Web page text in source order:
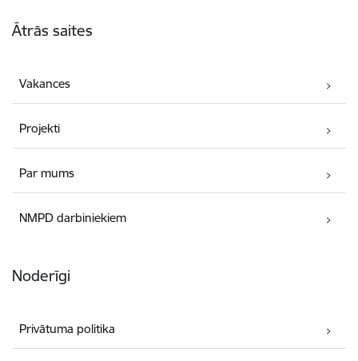
Ātrās saites
Vakances
Projekti
Par mums
NMPD darbiniekiem
Noderīgi
Privātuma politika